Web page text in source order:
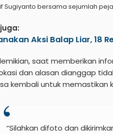
Sugiyanto bersama sejumlah
Aksi Balap Liar, 18
saat memberikan
dan alasan dianggap
kembali untuk memastikan
“Silahkan difoto dan